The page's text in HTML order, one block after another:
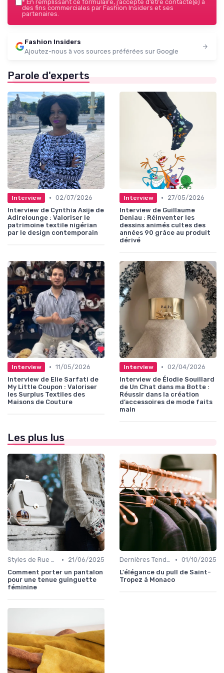
* En remplissant ce formulaire, j’accepte d’être contacté(e) à
des fins commerciales par Fashion Insiders et ses
partenaires.
Fashion Insiders
Ajoutez-nous à vos sources préférées sur Google
Parole d'experts
Interview • 02/07/2026
Interview de Cynthia Asije de
Adirelounge : Valoriser le
patrimoine textile nigérian
par le design contemporain
Interview •
27/05/2026
Interview de Guillaume
Deniau : Réinventer les
dessins animés cultes des
années 90 grâce au produit
dérivé
Interview • 11/05/2026
Interview de Elie Sarfati de
My Little Coupon : Valoriser
les Surplus Textiles des
Maisons de Couture
Interview • 02/04/2026
Interview de Élodie Souillard
de Un Chat dans ma Botte :
Réussir dans la création
d’accessoires de mode faits
main
Les plus lus
Styles de Rue et Looks du Moment •
21/06/2025
Comment porter un pantalon
pour une tenue guinguette
féminine
Dernières Tendances de Mode • 01/10/2025
L'élégance du pull de Saint-
Tropez à Monaco